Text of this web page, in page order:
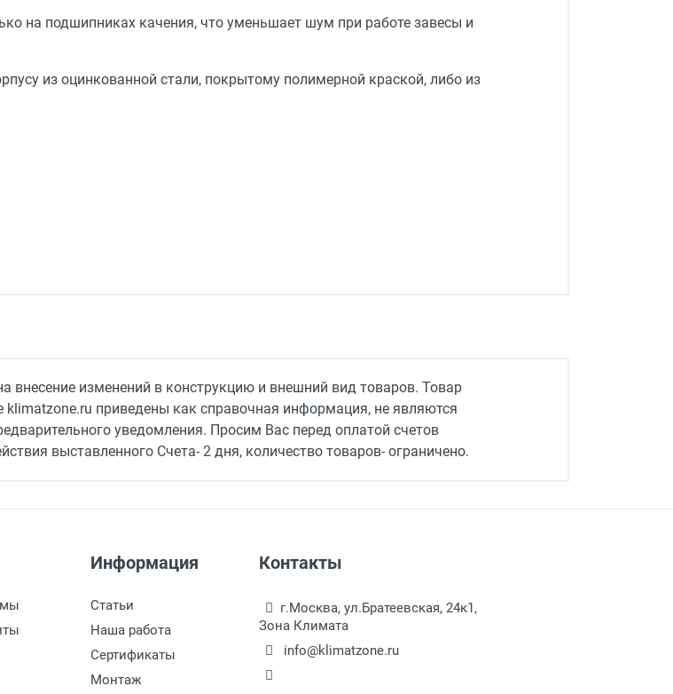
на подшипниках качения, что уменьшает шум при работе завесы и
из оцинкованной стали, покрытому полимерной краской, либо из
внесение изменений в конструкцию и внешний вид товаров. Товар
приведены как справочная информация, не являются
уведомления. Просим Вас перед оплатой счетов
выставленного Счета- 2 дня, количество товаров- ограничено.
Информация
Статьи
Наша работа
Сертификаты
Монтаж
Контакты
г.Москва, ул.Братеевская, 24к1,
Зона Климата
info@klimatzone.ru